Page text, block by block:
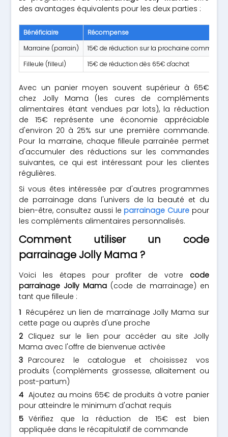
des avantages équivalents pour les deux parties :
Bénéficiaire
Récompense
Marraine (parrain)
15€ de réduction sur la prochaine commande
Filleule (filleul)
15€ de réduction dès 65€ d'achat
Avec un panier moyen souvent supérieur à 65€
chez Jolly Mama (les cures de compléments
alimentaires étant vendues par lots), la réduction
de 15€ représente une économie appréciable
d'environ 20 à 25% sur une première commande.
Pour la marraine, chaque filleule parrainée permet
d'accumuler des réductions sur les commandes
suivantes, ce qui est intéressant pour les clientes
régulières.
Si vous êtes intéressée par d'autres programmes
de parrainage dans l'univers de la beauté et du
bien-être, consultez aussi le parrainage Cuurepour
les compléments alimentaires personnalisés.
Comment utiliser un code
parrainage Jolly Mama ?
Voici les étapes pour profiter de votre code
parrainage Jolly Mama (code de marrainage) en
tant que filleule :
Récupérez un lien de marrainage Jolly Mama sur
cette page ou auprès d'une proche
Cliquez sur le lien pour accéder au site Jolly
Mama avec l'offre de bienvenue activée
Parcourez le catalogue et choisissez vos
produits (compléments grossesse, allaitement ou
post-partum)
Ajoutez au moins 65€ de produits à votre panier
pour atteindre le minimum d'achat requis
Vérifiez que la réduction de 15€ est bien
appliquée dans le récapitulatif de commande